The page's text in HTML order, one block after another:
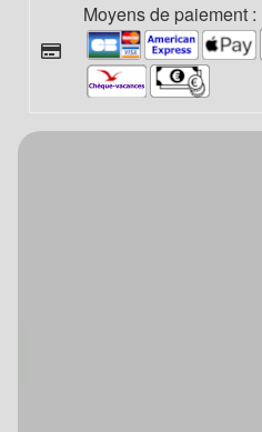
Moyens de paiement :